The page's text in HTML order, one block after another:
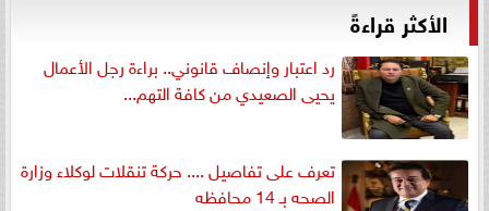
الأكثر قراءةً
رد اعتبار وإنصاف قانوني.. براءة رجل الأعمال
يحيى الصعيدي من كافة التهم...
تعرف على تفاصيل .... حركة تنقلات لوكلاء وزارة
الصحه بـ 14 محافظه